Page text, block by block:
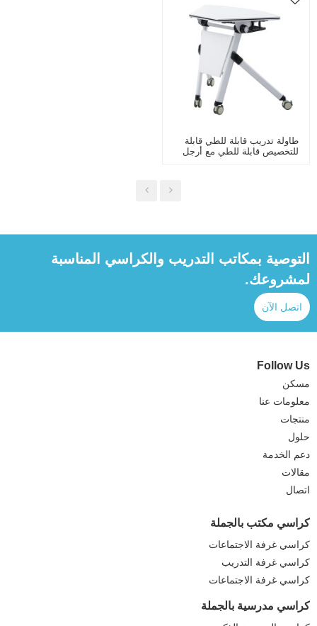
طاولة تدريب قابلة للطي قابلة
للتخصيص قابلة للطي مع أرجل
التوصية بمكاتب التدريب والكراسي المناسبة
لمشروعك.
اتصل الآن
Follow Us
مسكن
معلومات عنا
منتجات
حلول
دعم الخدمة
مقالات
اتصال
كراسي مكتب بالجملة
كراسي غرفة الاجتماعات
كراسي غرفة التدريب
كراسي غرفة الاجتماعات
كراسي مدرسية بالجملة